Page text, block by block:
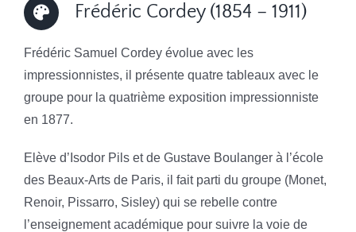
Frédéric Cordey (1854 – 1911)
Frédéric Samuel Cordey évolue avec les
impressionnistes, il présente quatre tableaux avec le
groupe pour la quatrième exposition impressionniste
en 1877.
Elève d’Isodor Pils et de Gustave Boulanger à l’école
des Beaux-Arts de Paris, il fait parti du groupe (Monet,
Renoir, Pissarro, Sisley) qui se rebelle contre
l’enseignement académique pour suivre la voie de